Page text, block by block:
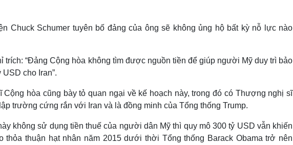
Chuck Schumer tuyên bố đảng của ông sẽ không ủng hộ bất kỳ nỗ lực nào
trích: “Đảng Cộng hòa không tìm được nguồn tiền để giúp người Mỹ duy trì bảo
cho Iran”.
Cộng hòa cũng bày tỏ quan ngại về kế hoạch này, trong đó có Thượng nghị sĩ
trường cứng rắn với Iran và là đồng minh của Tổng thống Trump.
không sử dụng tiền thuế của người dân Mỹ thì quy mô 300 tỷ USD vẫn khiến
thuận hạt nhân năm 2015 dưới thời Tổng thống Barack Obama trở nên